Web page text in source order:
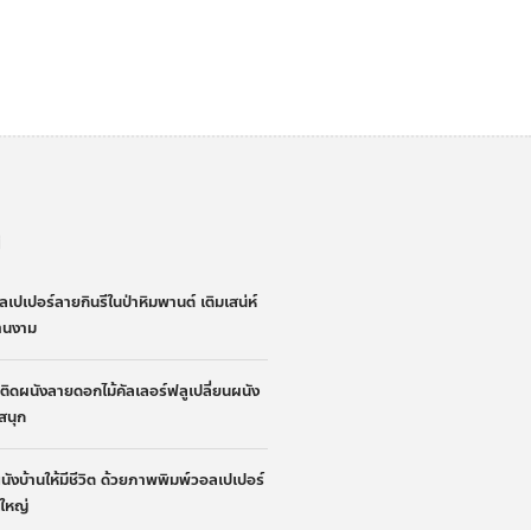
ปเปอร์ลายกินรีในป่าหิมพานต์ เติมเสน่ห์
นงาม
ดผนังลายดอกไม้คัลเลอร์ฟลูเปลี่ยนผนัง
นุก
งบ้านให้มีชีวิต ด้วยภาพพิมพ์วอลเปเปอร์
หญ่